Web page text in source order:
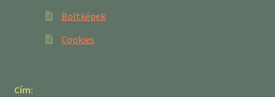
Boltképek
Cookies
Cím: